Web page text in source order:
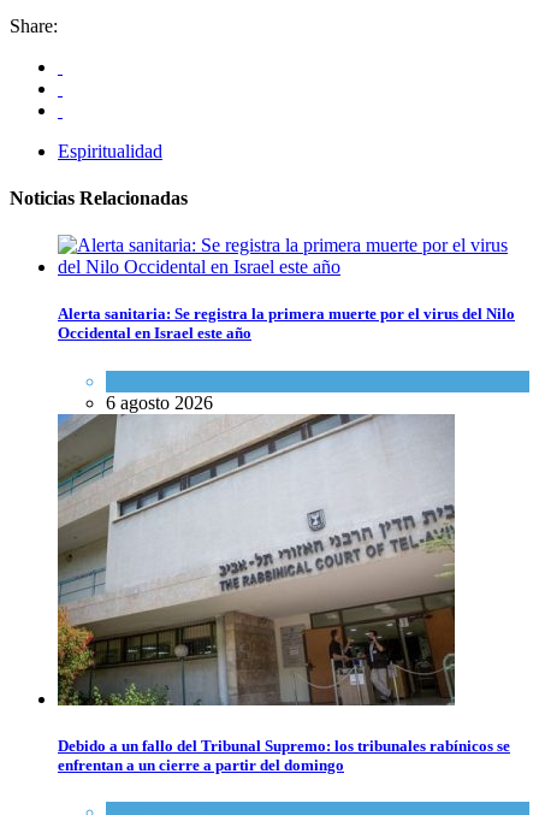
Share:
Espiritualidad
Noticias Relacionadas
Alerta sanitaria: Se registra la primera muerte por el virus del Nilo
Occidental en Israel este año
6 agosto 2026
Debido a un fallo del Tribunal Supremo: los tribunales rabínicos se
enfrentan a un cierre a partir del domingo